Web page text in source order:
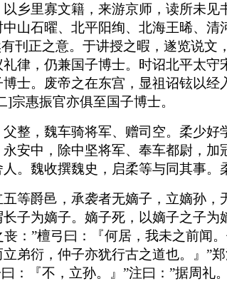
乡里寡文籍，来游京师，读所未
山石曜、北平阳绚、北海王晞、
刊正之意。于讲授之暇，遂览说
律，仍兼国子博士。时诏北平太
士。废帝之在东宫，显祖诏铉以
宗惠振官亦俱至国子博士。
整，魏车骑将军、赠司空。柔少
安中，除中坚将军、奉车都尉，
。魏收撰魏史，启柔等与同其事。
等爵邑，承袭者无嫡子，立嫡孙
子为嫡子。嫡子死，以嫡子之子
：”檀弓曰：『何居，我未之前闻
弟衍，仲子亦犹行古之道也。』”
：『不，立孙。』”注曰：”据周